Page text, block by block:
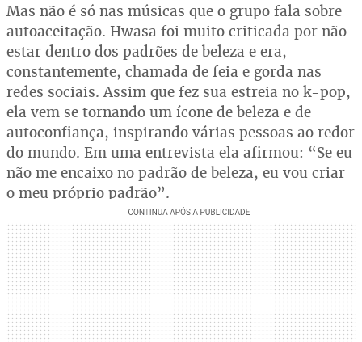
Mas não é só nas músicas que o grupo fala sobre
autoaceitação. Hwasa foi muito criticada por não
estar dentro dos padrões de beleza e era,
constantemente, chamada de feia e gorda nas
redes sociais. Assim que fez sua estreia no k-pop,
ela vem se tornando um ícone de beleza e de
autoconfiança, inspirando várias pessoas ao redor
do mundo. Em uma entrevista ela afirmou: “Se eu
não me encaixo no padrão de beleza, eu vou criar
o meu próprio padrão”.